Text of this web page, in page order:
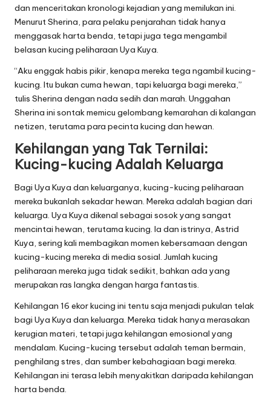
dan menceritakan kronologi kejadian yang memilukan ini.
Menurut Sherina, para pelaku penjarahan tidak hanya
menggasak harta benda, tetapi juga tega mengambil
belasan kucing peliharaan Uya Kuya.
“Aku enggak habis pikir, kenapa mereka tega ngambil kucing-
kucing. Itu bukan cuma hewan, tapi keluarga bagi mereka,”
tulis Sherina dengan nada sedih dan marah. Unggahan
Sherina ini sontak memicu gelombang kemarahan di kalangan
netizen, terutama para pecinta kucing dan hewan.
Kehilangan yang Tak Ternilai:
Kucing-kucing Adalah Keluarga
Bagi Uya Kuya dan keluarganya, kucing-kucing peliharaan
mereka bukanlah sekadar hewan. Mereka adalah bagian dari
keluarga. Uya Kuya dikenal sebagai sosok yang sangat
mencintai hewan, terutama kucing. Ia dan istrinya, Astrid
Kuya, sering kali membagikan momen kebersamaan dengan
kucing-kucing mereka di media sosial. Jumlah kucing
peliharaan mereka juga tidak sedikit, bahkan ada yang
merupakan ras langka dengan harga fantastis.
Kehilangan 16 ekor kucing ini tentu saja menjadi pukulan telak
bagi Uya Kuya dan keluarga. Mereka tidak hanya merasakan
kerugian materi, tetapi juga kehilangan emosional yang
mendalam. Kucing-kucing tersebut adalah teman bermain,
penghilang stres, dan sumber kebahagiaan bagi mereka.
Kehilangan ini terasa lebih menyakitkan daripada kehilangan
harta benda.